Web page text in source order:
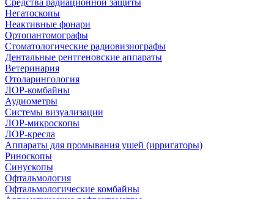
Средства радиационной защиты
Негатоскопы
Неактивные фонари
Ортопантомографы
Стоматологические радиовизиографы
Дентальные рентгеновские аппараты
Ветеринария
Отоларингология
ЛОР-комбайны
Аудиометры
Системы визуализации
ЛОР-микроскопы
ЛОР-кресла
Аппараты для промывания ушей (ирригаторы)
Риноскопы
Синускопы
Офтальмология
Офтальмологические комбайны